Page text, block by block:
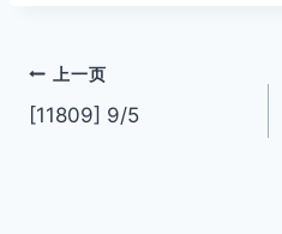
文
章
上一页
[11809] 9/5